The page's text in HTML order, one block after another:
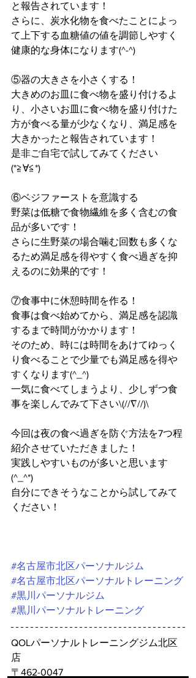
と報告されています！
さらに、炭水化物を食べたことによっ
て上下する血糖値の値を調節しやすく
健康的な身体になります(^-^)
⑤器の大きさを小さくする！
大きめのお皿に食べ物を盛り付けるよ
り、小さいお皿に食べ物を盛り付けた
方が食べる量が少なくなり、満足感を
大きかったと報告されています！
是非ご自宅で試してみてください
(*≧∀≦*)
⑥ベジファーストを意識する
野菜は低糖で食物繊維を多く含むの食
品が多いです！
さらに生野菜の場合噛む回数も多くな
るため満足感を得やすく食べ過ぎを抑
えるのに効果的です！
⑦食事中に休憩時間を作る！
食事は食べ始めてから、満足感を認識
するまで時間がかかります！
そのため、時には時間をあけてゆっく
り食べることで少量でも満足感を得や
すくなります(^_^)
一気に食べてしまうより、少しずつ食
事を楽しんでみて下さい\(//∇//)\
今回は夜の食べ過ぎを防ぐ方法を7つ程
紹介させていただきました！
実践しやすいものが多いと思います
(^_^*)
自分にできそうなことから試してみて
ください！
#名古屋市北区パーソナルジム
#名古屋市北区パーソナルトレーニング
#黒川パーソナルジム
#黒川パーソナルトレーニング
QOLパーソナルトレーニングジム北区
店
〒462-0047